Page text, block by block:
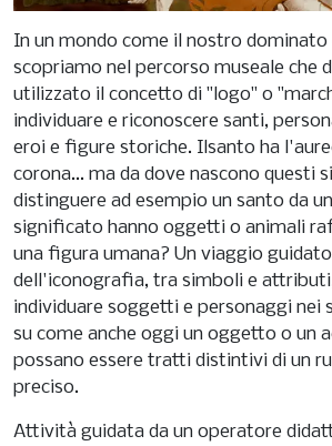
In un mondo come il nostro dominato
scopriamo nel percorso museale che
utilizzato il concetto di "logo" o
individuare e riconoscere santi,
eroi e figure storiche. Ilsanto ha
corona... ma da dove nascono questi
distinguere ad esempio un santo da
significato hanno oggetti o animali
una figura umana? Un viaggio
dell'iconografia, tra simboli e
individuare soggetti e personaggi nei
su come anche oggi un oggetto o un
possano essere tratti distintivi di un
preciso.
Attività guidata da un operatore